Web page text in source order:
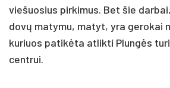
vie­šuo­sius pir­ki­mus. Bet šie
dovų ma­ty­mu, ma­tyt, yra ge­ro­kai
ku­riuos pa­tikė­ta at­lik­ti Plungės
cent­rui.